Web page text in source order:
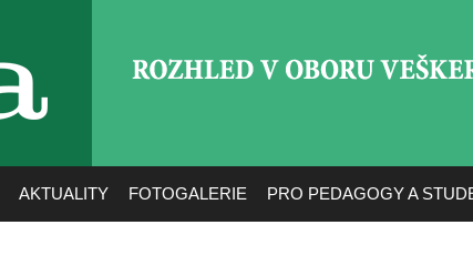
AKTUALITY FOTOGALERIE PRO PEDAGOGY A